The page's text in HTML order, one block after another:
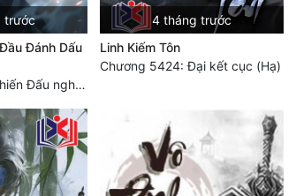
trước
Đánh Dấu
Chương 3744. Chiến Đấu nghiền ép, Cực Thiên Chỉ Chủ (Đại Kết Cục)
4 tháng trước
Linh Kiếm Tôn
Chương 5424: Đại kết cục (Hạ)